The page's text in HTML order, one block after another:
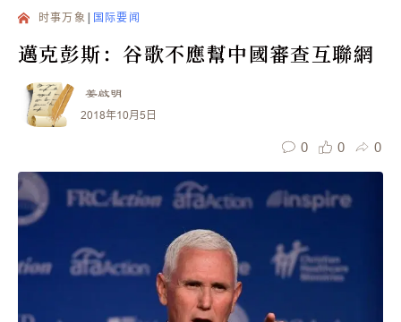
时事万象 国际要闻
邁克彭斯：谷歌不應幫中國審查互聯網
姜啟明
2018年10月5日
0 0 0